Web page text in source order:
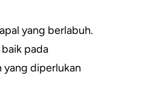
yang berlabuh.
pada
diperlukan